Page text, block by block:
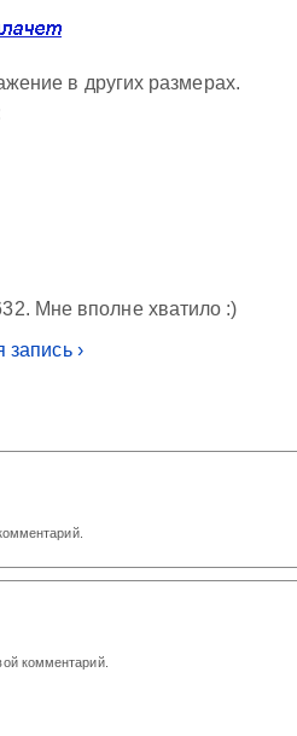
в других размерах.
Мне вполне хватило :)
›
комментарий.